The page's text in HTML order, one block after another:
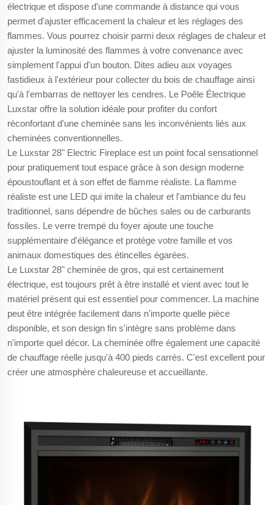
électrique et dispose d'une commande à distance qui vous
permet d'ajuster efficacement la chaleur et les réglages des
flammes. Vous pourrez choisir parmi deux réglages de chaleur et
ajuster la luminosité des flammes à votre convenance avec
simplement l'appui d'un bouton. Dites adieu aux voyages
fastidieux à l'extérieur pour collecter du bois de chauffage ainsi
qu'à l'embarras de nettoyer les cendres. Le Poêle Électrique
Luxstar offre la solution idéale pour profiter du confort
réconfortant d'une cheminée sans les inconvénients liés aux
cheminées conventionnelles.
Le Luxstar 28" Electric Fireplace est un point focal sensationnel
pour pratiquement tout espace grâce à son design moderne
époustouflant et à son effet de flamme réaliste. La flamme
réaliste est une LED qui imite la chaleur et l'ambiance du feu
traditionnel, sans dépendre de bûches sales ou de carburants
fossiles. Le verre trempé du foyer ajoute une touche
supplémentaire d'élégance et protège votre famille et vos
animaux domestiques des étincelles égarées.
Le Luxstar 28" cheminée de gros, qui est certainement
électrique, est toujours prêt à être installé et vient avec tout le
matériel présent qui est essentiel pour commencer. La machine
peut être intégrée facilement dans n'importe quelle pièce
disponible, et son design fin s'intègre sans problème dans
n'importe quel décor. La cheminée offre également une capacité
de chauffage réelle jusqu'à 400 pieds carrés. C'est excellent pour
créer une atmosphère chaleureuse et accueillante.